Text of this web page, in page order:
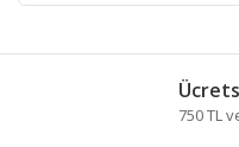
Bu ürüne
formunu kullanarak
Görüş ve önerileriniz
750 TL